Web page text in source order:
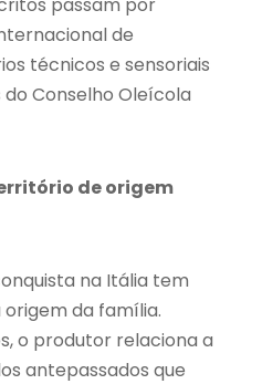
de
técnicos e sensoriais
Conselho Oleícola
de origem
na Itália tem
da família.
o produtor relaciona a
antepassados que